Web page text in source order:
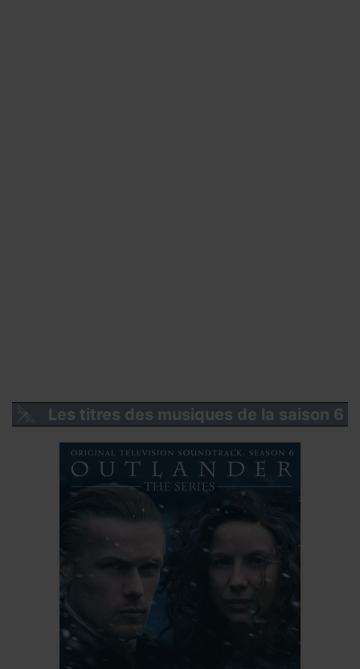
Les titres des musiques de la saison 6